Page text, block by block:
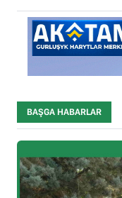
BAŞGA HABARLAR